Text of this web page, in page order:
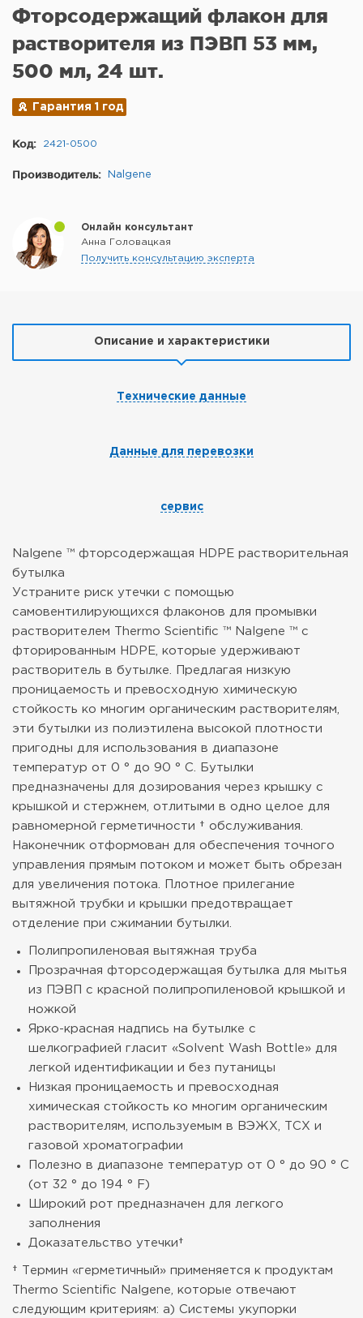
Фторсодержащий флакон для
растворителя из ПЭВП 53 мм,
500 мл, 24 шт.
Гарантия 1 год
Код: 2421-0500
Производитель: Nalgene
Онлайн консультант
Анна Головацкая
Получить консультацию эксперта
Описание и характеристики
Технические данные
Данные для перевозки
сервис
Nalgene ™ фторсодержащая HDPE растворительная
бутылка
Устраните риск утечки с помощью
самовентилирующихся флаконов для промывки
растворителем Thermo Scientific ™ Nalgene ™ с
фторированным HDPE, которые удерживают
растворитель в бутылке. Предлагая низкую
проницаемость и превосходную химическую
стойкость ко многим органическим растворителям,
эти бутылки из полиэтилена высокой плотности
пригодны для использования в диапазоне
температур от 0 ° до 90 ° C. Бутылки
предназначены для дозирования через крышку с
крышкой и стержнем, отлитыми в одно целое для
равномерной герметичности † обслуживания.
Наконечник отформован для обеспечения точного
управления прямым потоком и может быть обрезан
для увеличения потока. Плотное прилегание
вытяжной трубки и крышки предотвращает
отделение при сжимании бутылки.
Полипропиленовая вытяжная труба
Прозрачная фторсодержащая бутылка для мытья
из ПЭВП с красной полипропиленовой крышкой и
ножкой
Ярко-красная надпись на бутылке с
шелкографией гласит «Solvent Wash Bottle» для
легкой идентификации и без путаницы
Низкая проницаемость и превосходная
химическая стойкость ко многим органическим
растворителям, используемым в ВЭЖХ, ТСХ и
газовой хроматографии
Полезно в диапазоне температур от 0 ° до 90 ° C
(от 32 ° до 194 ° F)
Широкий рот предназначен для легкого
заполнения
Доказательство утечки†
† Термин «герметичный» применяется к продуктам
Thermo Scientific Nalgene, которые отвечают
следующим критериям: a) Системы укупорки